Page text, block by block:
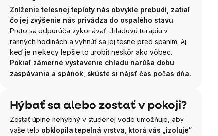
Zníženie telesnej teploty nás obvykle prebudí, zatiaľ
čo jej zvýšenie nás privádza do ospalého stavu.
Preto sa odporúča vykonávať chladovú terapiu v
ranných hodinách a vyhnúť sa jej tesne pred spaním. Aj
keď je niekedy lepšie to urobiť neskôr ako vôbec.
Pokiaľ zámerné vystavenie chladu narúša dobu
zaspávania a spánok, skúste si nájsť čas počas dňa.
Hýbať sa alebo zostať v pokoji?
Zostať úplne nehybný v studenej vode umožňuje, aby
vaše telo obklopila tepelná vrstva, ktorá vás „izoluje“